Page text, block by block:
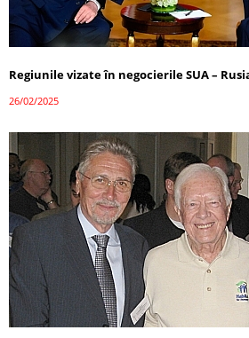
Regiunile vizate în negocierile SUA –
26/02/2025